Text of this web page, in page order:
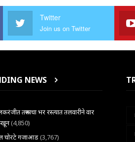
Twitter
Join us on Twitter
NEWS
तरूणाचा भर रस्त्यात तलवारीने वार
खून(4,850)
चोरटे गजाआड(3,767)